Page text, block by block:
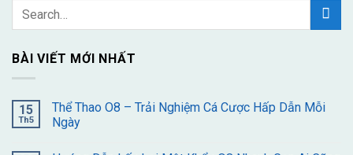
BÀI VIẾT MỚI NHẤT
15
Th5
Thể Thao O8 – Trải Nghiệm Cá Cược Hấp Dẫn Mỗi
Ngày